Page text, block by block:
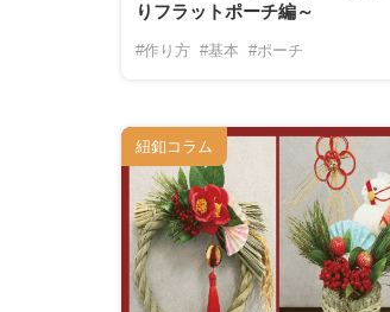
りフラットポーチ編～
#作り方 #基本 #ポーチ
紐釦コラム